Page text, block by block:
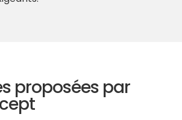
proposées par